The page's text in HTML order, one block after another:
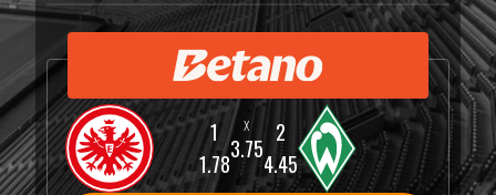
1.78
3.75
4.45